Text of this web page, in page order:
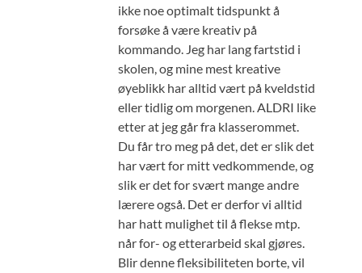
ikke noe optimalt tidspunkt å
forsøke å være kreativ på
kommando. Jeg har lang fartstid i
skolen, og mine mest kreative
øyeblikk har alltid vært på kveldstid
eller tidlig om morgenen. ALDRI like
etter at jeg går fra klasserommet.
Du får tro meg på det, det er slik det
har vært for mitt vedkommende, og
slik er det for svært mange andre
lærere også. Det er derfor vi alltid
har hatt mulighet til å flekse mtp.
når for- og etterarbeid skal gjøres.
Blir denne fleksibiliteten borte, vil